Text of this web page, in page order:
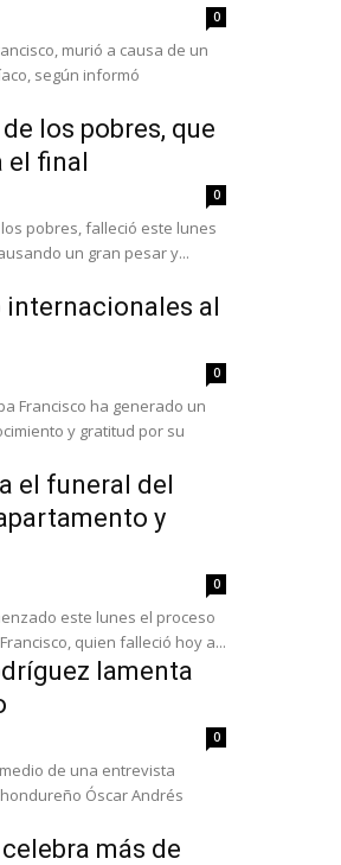
0
murió a causa de un
según informó
los pobres, que
el final
0
pobres, falleció este lunes
un gran pesar y...
al
0
Francisco ha generado un
y gratitud por su
el funeral del
y
0
este lunes el proceso
quien falleció hoy a...
lamenta
0
de una entrevista
Óscar Andrés
más de